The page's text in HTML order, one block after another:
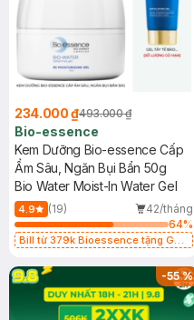
234.000 ₫493.000 ₫
Bio-essence
Kem Dưỡng Bio-essence Cấp
Ẩm Sâu, Ngăn Bụi Bẩn 50g
Bio Water Moist-In Water Gel
4.9 (19)
42/tháng
64%
Bill từ 379k Bioessence tặng Gel
-55%